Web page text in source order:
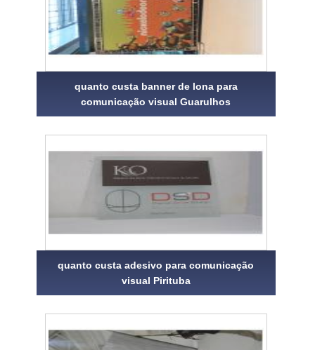
quanto custa banner de lona para
comunicação visual Guarulhos
quanto custa adesivo para comunicação
visual Pirituba